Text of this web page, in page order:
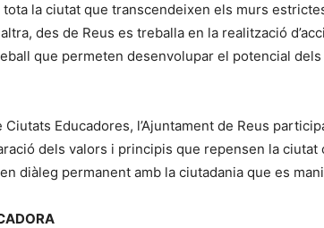
la ciutat que transcendeixen els murs estrictes
des de Reus es treballa en la realització
que permeten desenvolupar el potencial
Educadores, l’Ajuntament de Reus
dels valors i principis que repensen la ciutat
diàleg permanent amb la ciutadania que es